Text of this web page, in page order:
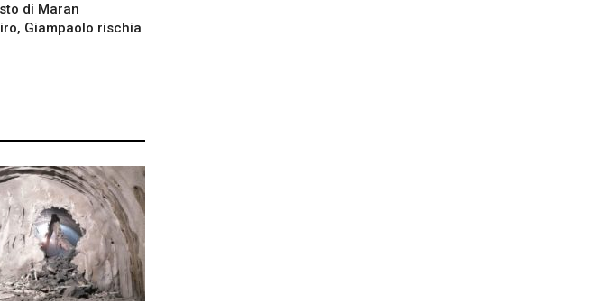
di Maran
Giampaolo rischia